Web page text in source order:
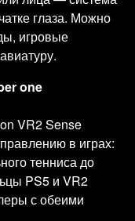
глаза. Можно
игровые
one
VR2 Sense
в играх:
тенниса до
PS5 и VR2
с обеими